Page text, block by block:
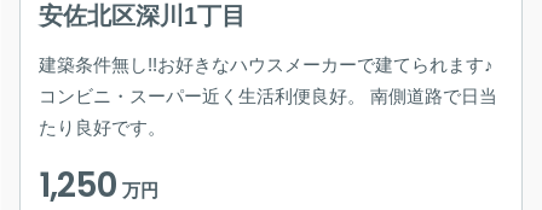
安佐北区深川1丁目
建築条件無し!!お好きなハウスメーカーで建てられます♪
コンビニ・スーパー近く生活利便良好。 南側道路で日当
たり良好です。
1,250万円